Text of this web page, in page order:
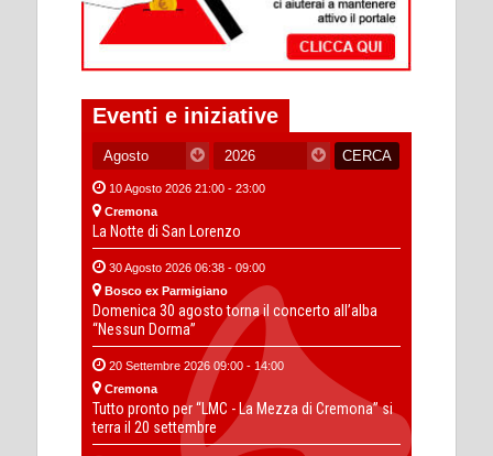
Eventi e iniziative
10 Agosto 2026 21:00 - 23:00
Cremona
La Notte di San Lorenzo
30 Agosto 2026 06:38 - 09:00
Bosco ex Parmigiano
Domenica 30 agosto torna il concerto all’alba
“Nessun Dorma”
20 Settembre 2026 09:00 - 14:00
Cremona
Tutto pronto per “LMC - La Mezza di Cremona” si
terra il 20 settembre